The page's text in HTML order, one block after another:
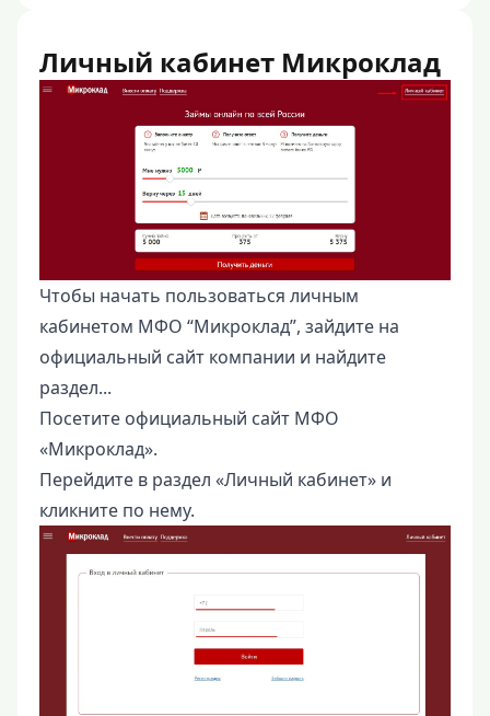
Личный кабинет Микроклад
Чтобы начать пользоваться личным
кабинетом МФО “Микроклад”, зайдите на
официальный сайт компании и найдите
раздел...
Посетите официальный сайт МФО
«Микроклад».
Перейдите в раздел «Личный кабинет» и
кликните по нему.